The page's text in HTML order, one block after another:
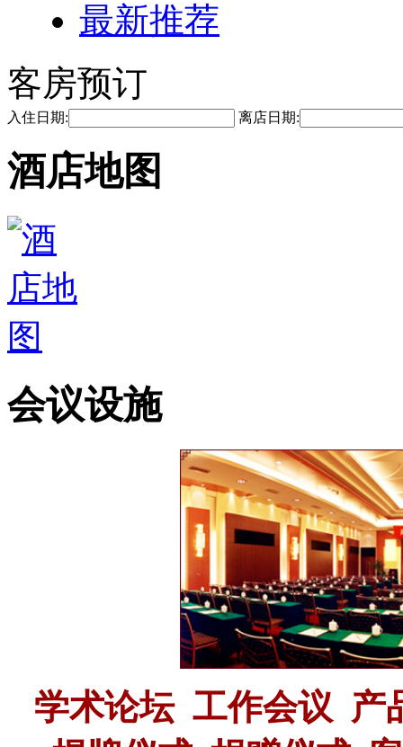
最新推荐
客房预订
入住日期: 离店日期:
酒店地图
会议设施
学术论坛 工作会议 产